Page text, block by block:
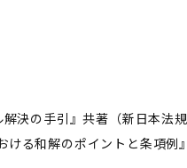
決の手引』共著（新日本法規
ける和解のポイントと条項例